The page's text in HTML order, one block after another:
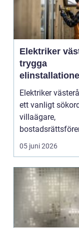
Elektriker
trygga
hem, förening
företag
Elektriker
ett vanligt
villaägare,
och företag söker
05 juni 2026